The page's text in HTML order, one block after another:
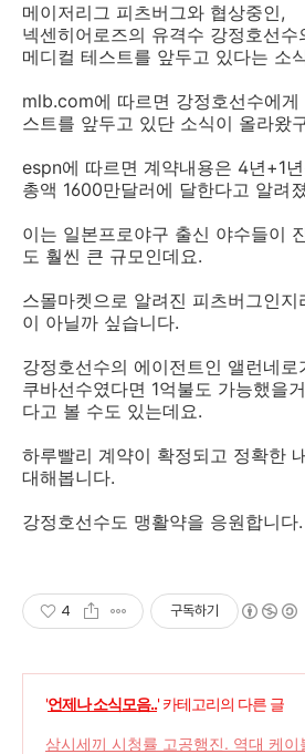
메이저리그 피츠버그와 협상중인,
넥센히어로즈의 유격수 강정호선
메디컬 테스트를 앞두고 있다는 소
mlb.com에 따르면 강정호선수에게
스트를 앞두고 있단 소식이 올라왔
espn에 따르면 계약내용은 4년+1
총액 1600만달러에 달한다고 알려
이는 일본프로야구 출신 야수들이
도 훨씬 큰 규모인데요.
스몰마켓으로 알려진 피츠버그인
이 아닐까 싶습니다.
강정호선수의 에이전트인 앨런네로
쿠바선수였다면 1억불도 가능했을
다고 볼 수도 있는데요.
하루빨리 계약이 확정되고 정확한
대해봅니다.
강정호선수도 맹활약을 응원합니다.
4 구독하기
'언제나 소식모음..' 카테고리의 다른 글
삼시세끼 시청률 고공행진. 역대 케이